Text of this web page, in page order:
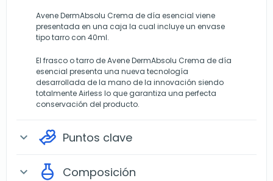
Avene DermAbsolu Crema de día esencial viene
presentada en una caja la cual incluye un envase
tipo tarro con 40ml.
El frasco o tarro de Avene DermAbsolu Crema de día
esencial presenta una nueva tecnología
desarrollada de la mano de la innovación siendo
totalmente Airless lo que garantiza una perfecta
conservación del producto.
expand_more Puntos clave
expand_more Composición